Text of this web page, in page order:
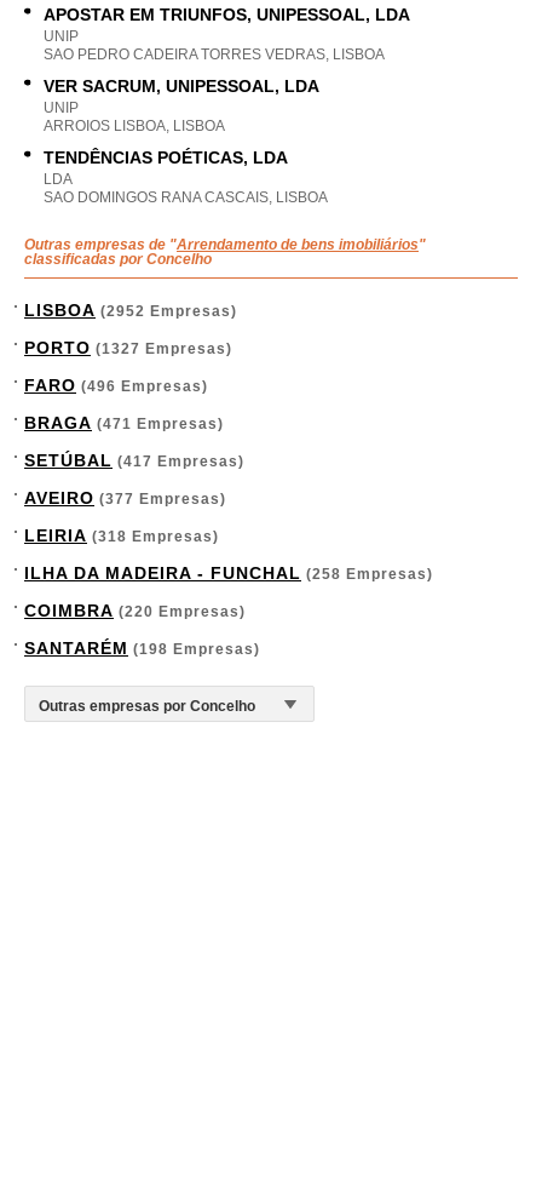
APOSTAR EM TRIUNFOS, UNIPESSOAL, LDA
UNIP
SAO PEDRO CADEIRA TORRES VEDRAS, LISBOA
VER SACRUM, UNIPESSOAL, LDA
UNIP
ARROIOS LISBOA, LISBOA
TENDÊNCIAS POÉTICAS, LDA
LDA
SAO DOMINGOS RANA CASCAIS, LISBOA
Outras empresas de "Arrendamento de bens imobiliários"
classificadas por Concelho
LISBOA (2952 Empresas)
PORTO (1327 Empresas)
FARO (496 Empresas)
BRAGA (471 Empresas)
SETÚBAL (417 Empresas)
AVEIRO (377 Empresas)
LEIRIA (318 Empresas)
ILHA DA MADEIRA - FUNCHAL (258 Empresas)
COIMBRA (220 Empresas)
SANTARÉM (198 Empresas)